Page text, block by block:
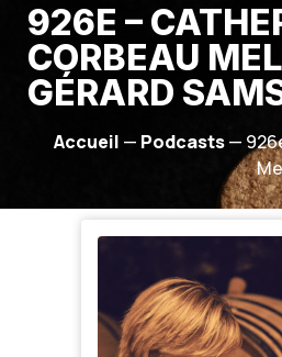
926E –
CORBEAU
GÉRARD
Accueil — Podcasts—